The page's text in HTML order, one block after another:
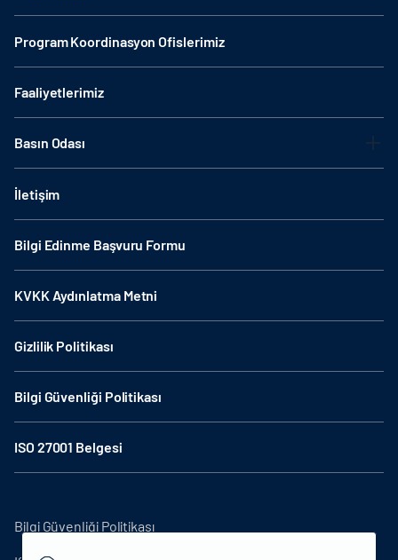
Program Koordinasyon Ofislerimiz
Faaliyetlerimiz
Basın Odası
İletişim
Bilgi Edinme Başvuru Formu
KVKK Aydınlatma Metni
Gizlilik Politikası
Bilgi Güvenliği Politikası
ISO 27001 Belgesi
Bilgi Güvenliği Politikası